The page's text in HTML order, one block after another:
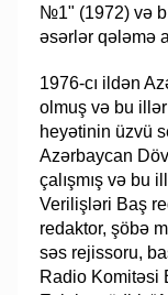
№1" (1972) və
əsərlər qələmə
1976-cı ildən
olmuş və bu
heyətinin üzvü
Azərbaycan
çalışmış və bu
Verilişləri Baş
redaktor, şöbə
səs rejissoru,
Radio Komitəsi